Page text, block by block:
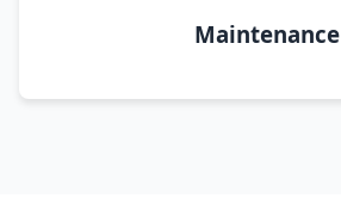
Maintenance